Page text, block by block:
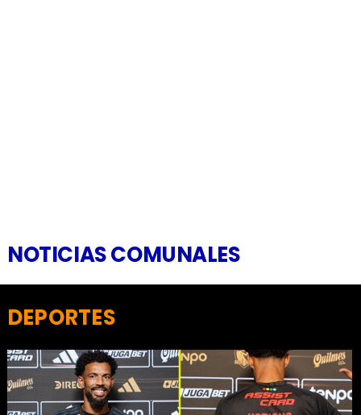
NOTICIAS COMUNALES
DEPORTES